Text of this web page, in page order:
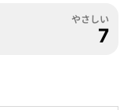
やさしい
7